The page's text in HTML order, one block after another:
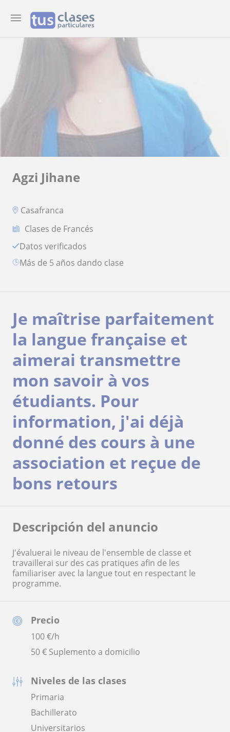
Agzi Jihane
Casafranca
Clases de Francés
Datos verificados
más de 5 años dando clase
Precio
100€/h
50 € Suplemento a domicilio
Niveles de las clases
Primaria
Bachillerato
Universitarios
Je maîtrise parfaitement
la langue française et
aimerai transmettre
mon savoir à vos
étudiants. Pour
information, j'ai déjà
donné des cours à une
association et reçue de
bons retours
Descripción del anuncio
J'évaluerai le niveau de l'ensemble de classe et
travaillerai sur des cas pratiques afin de les
familiariser avec la langue tout en respectant le
programme.